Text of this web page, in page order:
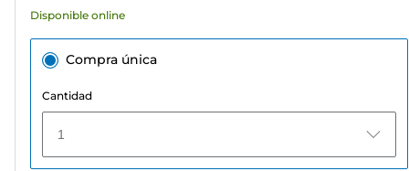
Disponible online
Compra única
Cantidad
1